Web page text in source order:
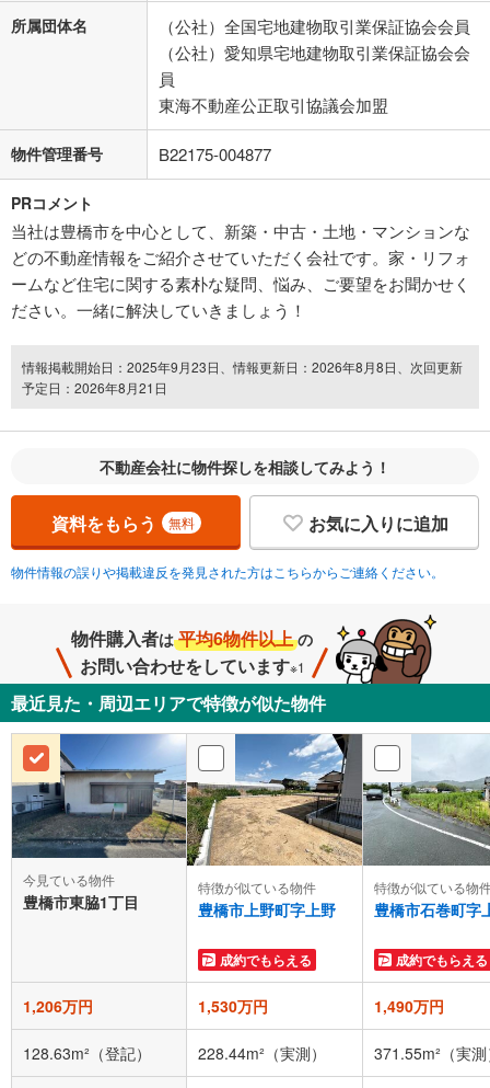
所属団体名
（公社）全国宅地建物取引業保証協会会員
（公社）愛知県宅地建物取引業保証協会会
員
東海不動産公正取引協議会加盟
物件管理番号 B22175-004877
PRコメント
当社は豊橋市を中心として、新築・中古・土地・マンションな
どの不動産情報をご紹介させていただく会社です。家・リフォ
ームなど住宅に関する素朴な疑問、悩み、ご要望をお聞かせく
ださい。一緒に解決していきましょう！
情報掲載開始日：2025年9月23日、情報更新日：2026年8月8日、次回更新
予定日：2026年8月21日
不動産会社に物件探しを相談してみよう！
資料をもらう 無料 お気に入りに追加
物件情報の誤りや掲載違反を発見された方はこちらからご連絡ください。
物件購入者は 平均6物件以上 の
お問い合わせをしています※1
最近見た・周辺エリアで特徴が似た物件
今見ている物件
豊橋市東脇1丁目
特徴が似ている物件
豊橋市上野町字上野
成約でもらえる
特徴が似ている物
豊橋市石巻町字
成約でもらえる
1,206万円 1,530万円 1,490万円
128.63m²（登記） 228.44m²（実測） 371.55m²（実